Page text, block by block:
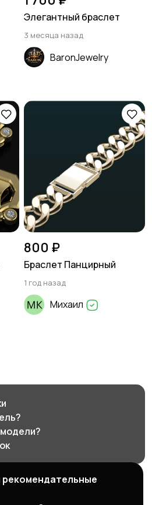
Элегантный браслет
3 месяца назад
BaronJewelry
800 ₽
Браслет Панцирный
1 год назад
Михаил
ювелирного дизайна
рекомендательные